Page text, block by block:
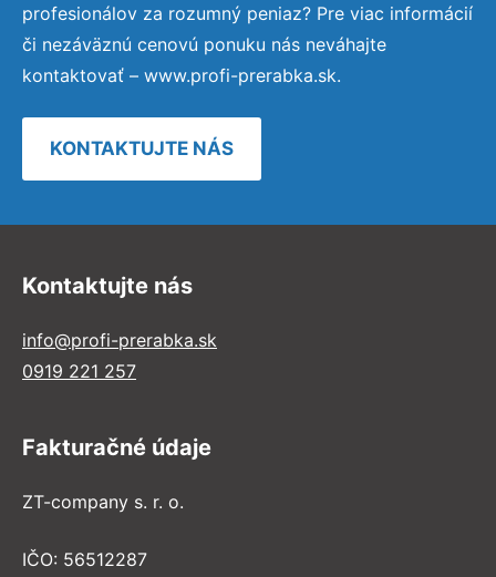
profesionálov za rozumný peniaz? Pre viac informácií
či nezáväznú cenovú ponuku nás neváhajte
kontaktovať – www.profi-prerabka.sk.
KONTAKTUJTE NÁS
Kontaktujte nás
info@profi-prerabka.sk
0919 221 257
Fakturačné údaje
ZT-company s. r. o.
IČO: 56512287